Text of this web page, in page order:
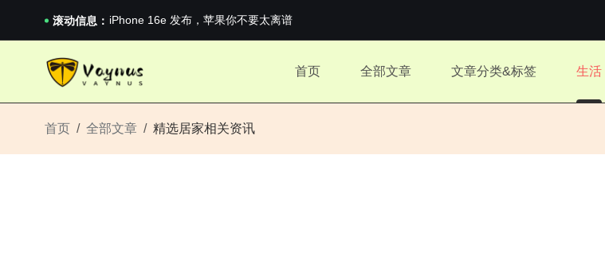
滚动信息： 2026澳网男单收官：全满贯对上全满亚，德约...
《巅峰守卫 Highguard》正式上线，官...
2026澳网男单收官：全满贯对上全满亚，德约...
首页 全部文章 文章分类&标签 生活
首页 全部文章 精选居家相关资讯